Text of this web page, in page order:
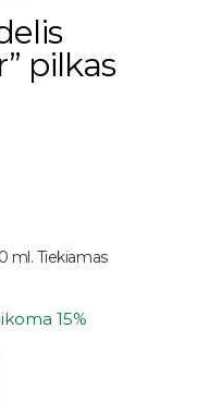
pilkas
ml. Tiekiamas
15%